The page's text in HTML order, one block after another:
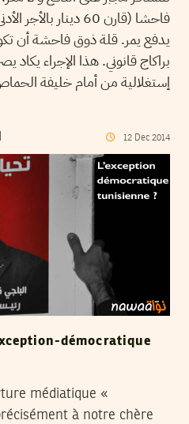
فاحشا (قارن 60
يدفع يمر. قلة ذوق فاحشة أن
براكاج قانوني. هذا اﻹجراء
إستغلالية من أمام خليفة
12 Dec 2014
démocratique
médiatique «
à notre chère